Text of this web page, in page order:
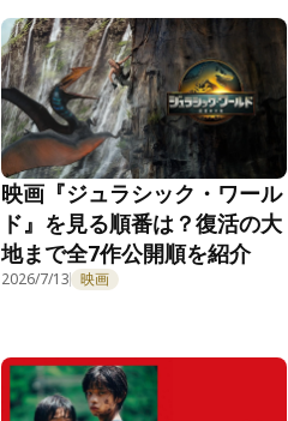
映画『ジュラシック・ワール
ド』を見る順番は？復活の大
地まで全7作公開順を紹介
2026/7/13 映画